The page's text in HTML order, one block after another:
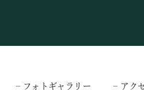
– フォトギャラリー – アク